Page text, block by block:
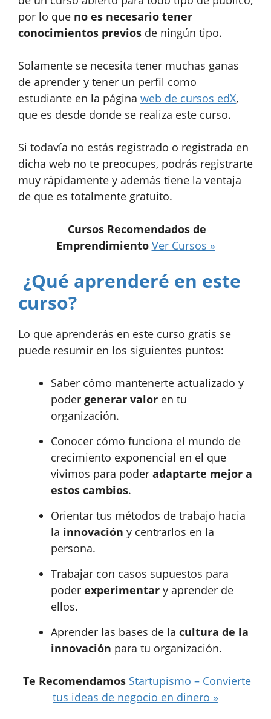
por lo que no es necesario tener
conocimientos previos de ningún tipo.
Solamente se necesita tener muchas ganas
de aprender y tener un perfil como
estudiante en la página web de cursos edX,
que es desde donde se realiza este curso.
Si todavía no estás registrado o registrada en
dicha web no te preocupes, podrás registrarte
muy rápidamente y además tiene la ventaja
de que es totalmente gratuito.
Cursos Recomendados de
Emprendimiento Ver Cursos »
¿Qué aprenderé en este
curso?
Lo que aprenderás en este curso gratis se
puede resumir en los siguientes puntos:
Saber cómo mantenerte actualizado y
poder generar valor en tu
organización.
Conocer cómo funciona el mundo de
crecimiento exponencial en el que
vivimos para poder adaptarte mejor a
estos cambios.
Orientar tus métodos de trabajo hacia
la innovación y centrarlos en la
persona.
Trabajar con casos supuestos para
poder experimentar y aprender de
ellos.
Aprender las bases de la cultura de la
innovación para tu organización.
Te Recomendamos Startupismo – Convierte
tus ideas de negocio en dinero »